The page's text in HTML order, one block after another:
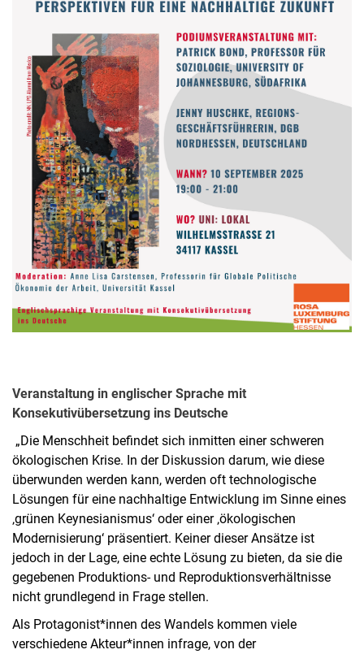
Veranstaltung in englischer Sprache mit
Konsekutivübersetzung ins Deutsche
„Die Menschheit befindet sich inmitten einer schweren
ökologischen Krise. In der Diskussion darum, wie diese
überwunden werden kann, werden oft technologische
Lösungen für eine nachhaltige Entwicklung im Sinne eines
‚grünen Keynesianismus‘ oder einer ‚ökologischen
Modernisierung‘ präsentiert. Keiner dieser Ansätze ist
jedoch in der Lage, eine echte Lösung zu bieten, da sie die
gegebenen Produktions- und Reproduktionsverhältnisse
nicht grundlegend in Frage stellen.
Als Protagonist*innen des Wandels kommen viele
verschiedene Akteur*innen infrage, von der